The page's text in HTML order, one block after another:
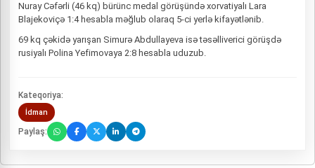
Nuray Cəfərli (46 kq) bürünc medal görüşündə xorvatiyalı Lara
Blajekoviçə 1:4 hesabla məğlub olaraq 5-ci yerlə kifayətlənib.
69 kq çəkidə yarışan Simurə Abdullayeva isə təsəlliverici görüşdə
rusiyalı Polina Yefimovaya 2:8 hesabla uduzub.
Kateqoriya:
İdman
Paylaş: